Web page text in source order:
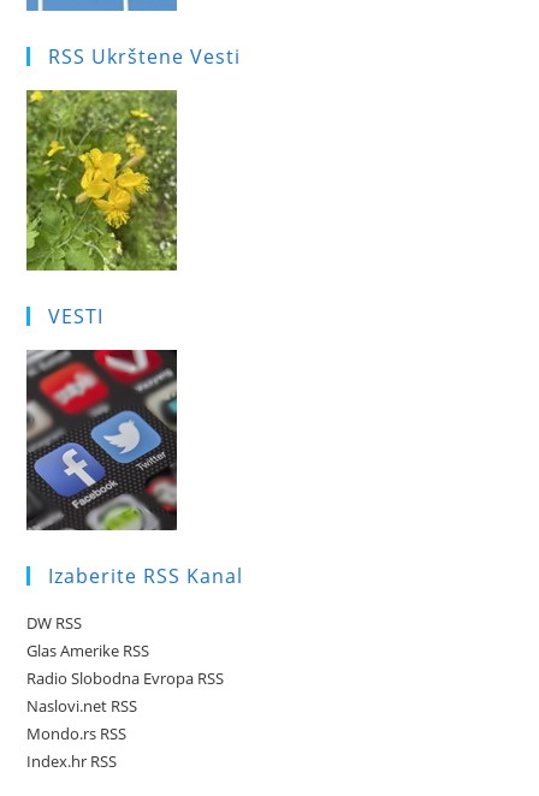
RSS Ukrštene Vesti
VESTI
Izaberite RSS Kanal
DW RSS
Glas Amerike RSS
Radio Slobodna Evropa RSS
Naslovi.net RSS
Mondo.rs RSS
Index.hr RSS